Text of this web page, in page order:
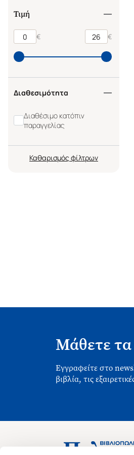
Τιμή
€ €
Διαθεσιμότητα
Διαθέσιμο κατόπιν
παραγγελίας
Καθαρισμός
Μάθετε τα
Εγγραφείτε στο
βιβλία, τις